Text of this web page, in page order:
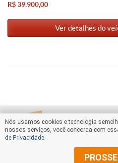
R$ 39.900,00
Ver detalhes do
Nós usamos cookies e tecnologia
nossos serviços, você concorda com
de Privacidade.